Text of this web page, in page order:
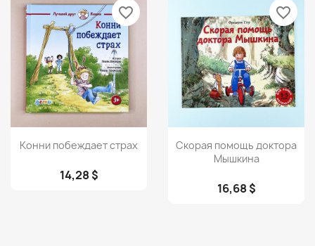
Просмотр
Конни побеждает страх
14,28 $
favorite_border
Просмотр
Скорая помощь доктора
Мышкина
16,68 $
favorite_border